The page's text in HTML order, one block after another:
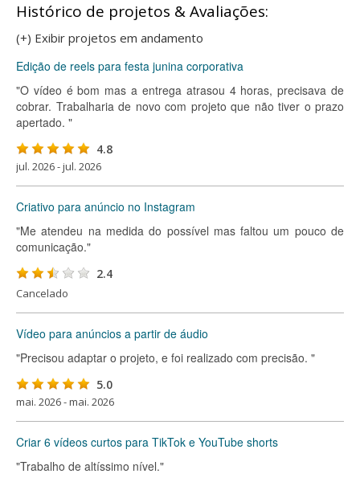
Histórico de projetos & Avaliações:
(+) Exibir projetos em andamento
Edição de reels para festa junina corporativa
"O vídeo é bom mas a entrega atrasou 4 horas, precisava de
cobrar. Trabalharia de novo com projeto que não tiver o prazo
apertado. "
4.8
jul. 2026 - jul. 2026
Criativo para anúncio no Instagram
"Me atendeu na medida do possível mas faltou um pouco de
comunicação."
2.4
Cancelado
Vídeo para anúncios a partir de áudio
"Precisou adaptar o projeto, e foi realizado com precisão. "
5.0
mai. 2026 - mai. 2026
Criar 6 vídeos curtos para TikTok e YouTube shorts
"Trabalho de altíssimo nível."